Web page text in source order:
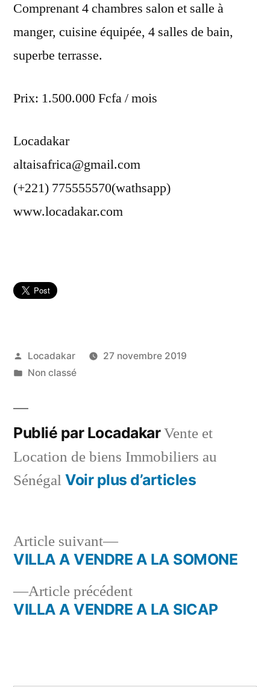
Comprenant 4 chambres salon et salle à
manger, cuisine équipée, 4 salles de bain,
superbe terrasse.
Prix: 1.500.000 Fcfa / mois
Locadakar
altaisafrica@gmail.com
(+221) 775555570(wathsapp)
www.locadakar.com
Publié
par
Locadakar
27 novembre 2019
Publié
Non classé
Publié par LocadakarVente et
Location de biens Immobiliers au
Sénégal Voir plus d’articles
Navigation
deArticle précédentArticle
précédent :
VILLA A VENDRE A LA SICAP
Article suivant
Article
suivant :
VILLA A VENDRE A LA SOMONE